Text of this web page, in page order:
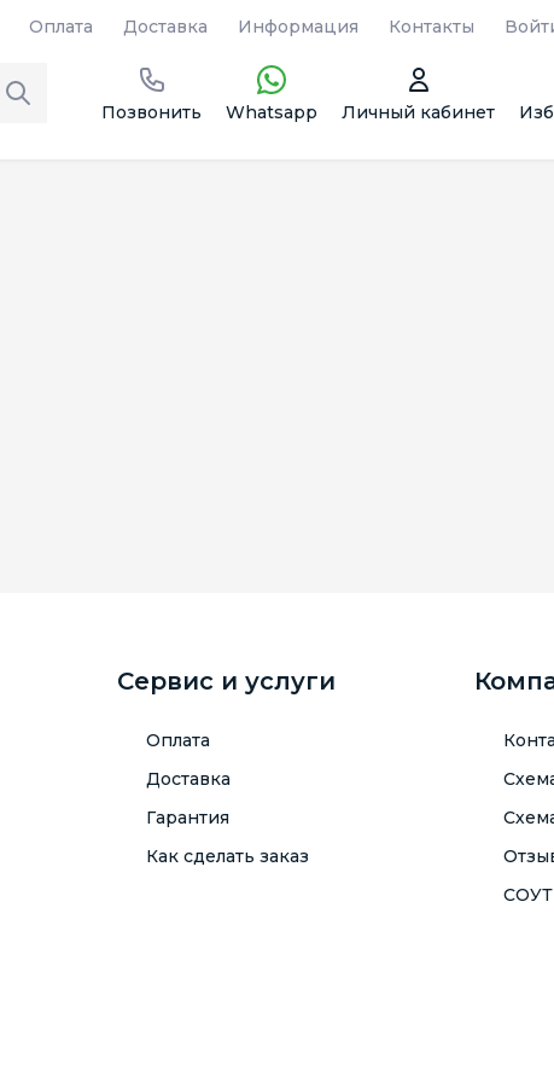
Оплата Доставка Информация Контакты
Позвонить Whatsapp Личный кабинет
Сервис и услуги
Оплата
Доставка
Гарантия
Как сделать заказ
СОУТ